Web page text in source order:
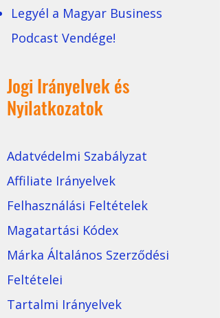
Legyél a Magyar Business
Podcast Vendége!
Jogi Irányelvek és
Nyilatkozatok
Adatvédelmi Szabályzat
Affiliate Irányelvek
Felhasználási Feltételek
Magatartási Kódex
Márka Általános Szerződési
Feltételei
Tartalmi Irányelvek